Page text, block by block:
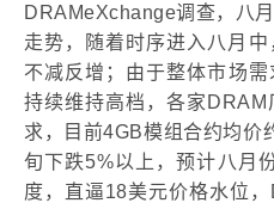
DRAMeXchange调查，八
走势，随着时序进入八月
不减反增；由于整体市场
持续维持高档，各家
求，目前4GB模组合约均价
旬下跌5%以上，预计八月
度，直逼18美元价格水位